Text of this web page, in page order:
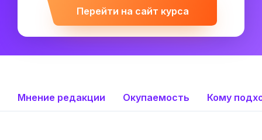
Перейти на сайт курса
Мнение редакции Окупаемость Кому